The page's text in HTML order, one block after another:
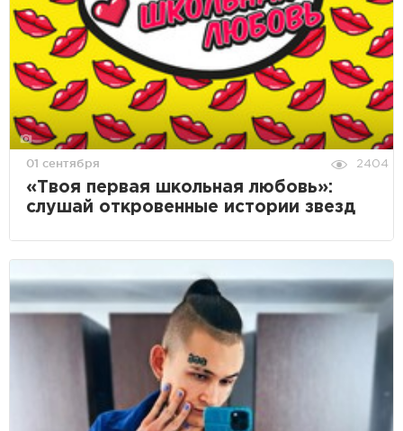
01 сентября 2404
«Твоя первая школьная любовь»:
слушай откровенные истории звезд